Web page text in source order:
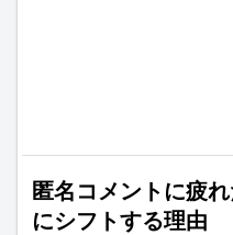
匿名コメントに疲
にシフトする理由